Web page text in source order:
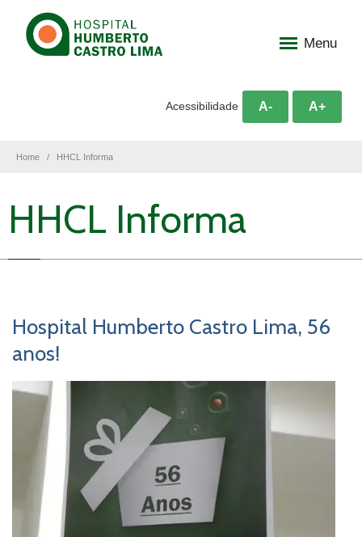
Menu
Acessibilidade A- A+
Home HHCL Informa
HHCL Informa
Hospital Humberto Castro Lima, 56
anos!